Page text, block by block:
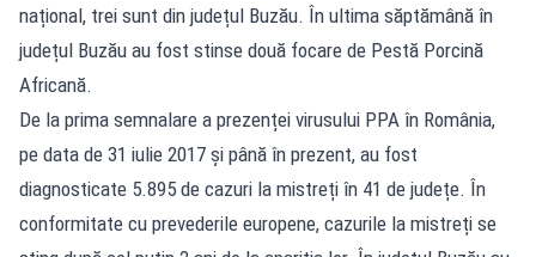
național, trei sunt din județul Buzău. În ultima săptămână în
județul Buzău au fost stinse două focare de Pestă Porcină
Africană.
De la prima semnalare a prezenței virusului PPA în România,
pe data de 31 iulie 2017 și până în prezent, au fost
diagnosticate 5.895 de cazuri la mistreți în 41 de județe. În
conformitate cu prevederile europene, cazurile la mistreți se